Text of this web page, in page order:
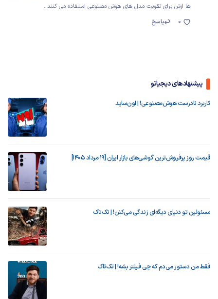
ها ازش برای تقویت مدل های هوش مصنوعی استفاده می کنند .
پاسخ
0
پیشنهادهای دیجیاتو
کاربرد نادرست هوش‌مصنوعی! | اون‌ساید
قیمت روز پرفروش‌ترین گوشی‌های بازار ایران [19 مرداد 1405]
مسئولین تو دنیای دیگه‌ای زندگی می‌کنن! | تک‌تاک
فقط من دستور می‌دم که چی فیلتر بشه! | تک‌تاک